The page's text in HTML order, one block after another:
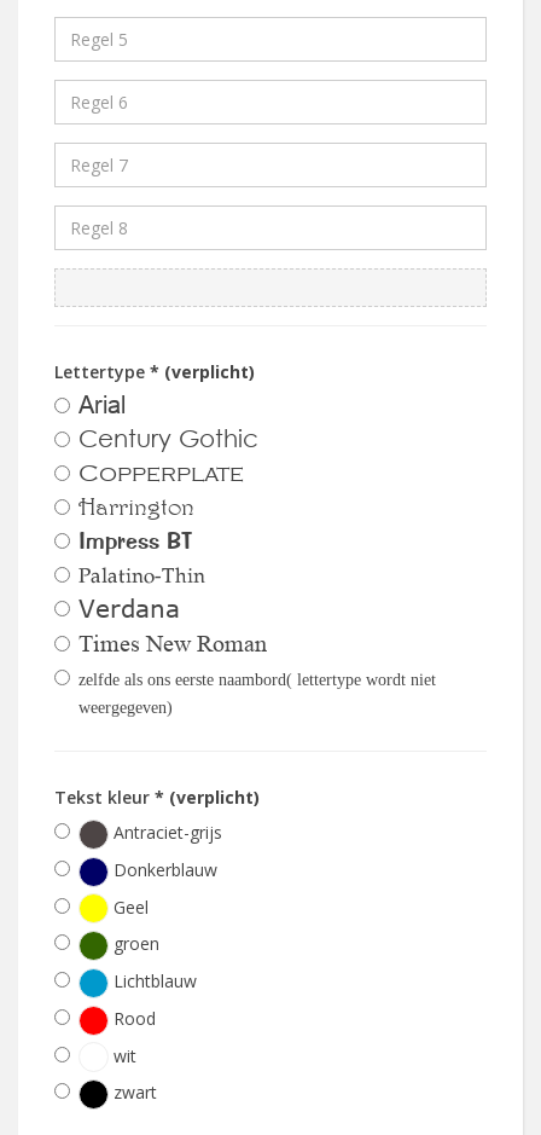
Lettertype * (verplicht)
Arial
Century Gothic
Copperplate
Harrington
Impress BT
Palatino-Thin
Verdana
Times New Roman
zelfde als ons eerste naambord( lettertype wordt niet
weergegeven)
Tekst kleur * (verplicht)
Antraciet-grijs
Donkerblauw
Geel
groen
Lichtblauw
Rood
wit
zwart